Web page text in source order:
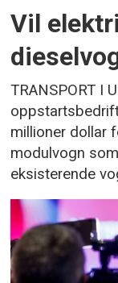
Vil
TRANSPORT I
millioner dollar
modulvogn
eksisterende